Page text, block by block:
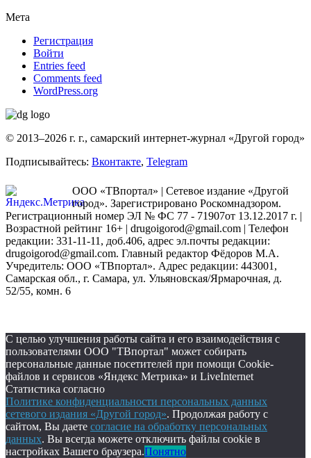
Мета
Регистрация
Войти
Entries feed
Comments feed
WordPress.org
© 2013–2026 г. г., самарский интернет-журнал «Другой город»
Подписывайтесь: Вконтакте, Telegram
ООО «ТВпортал» | Сетевое издание «Другой
город». Зарегистрировано Роскомнадзором.
Регистрационный номер ЭЛ № ФС 77 - 71907от 13.12.2017 г. |
Возрастной рейтинг 16+ | drugoigorod@gmail.com | Телефон
редакции: 331-11-11, доб.406, адрес эл.почты редакции:
drugoigorod@gmail.com. Главный редактор Фёдоров М.А.
Учредитель: ООО «ТВпортал». Адрес редакции: 443001,
Самарская обл., г. Самара, ул. Ульяновская/Ярмарочная, д.
52/55, комн. 6
С целью улучшения работы сайта и его взаимодействия с
пользователями ООО "ТВпортал" может собирать
персональные данные посетителей при помощи Cookie-
файлов и сервисов «Яндекс Метрика» и LiveInternet
Статистика согласно
Политике конфиденциальности персональных данных
сетевого издания «Другой город». Продолжая работу с
сайтом, Вы даете согласие на обработку персональных
данных. Вы всегда можете отключить файлы cookie в
настройках Вашего браузера.Понятно